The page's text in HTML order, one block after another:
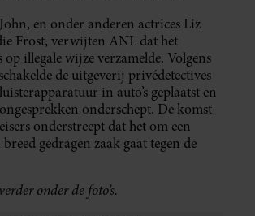
en onder anderen actrices Liz
Frost, verwijten ANL dat het
op illegale wijze verzamelde. Volgens
de uitgeverij privédetectives
in auto’s geplaatst en
onderschept. De komst
onderstreept dat het om een
gedragen zaak gaat tegen de
onder de foto’s.